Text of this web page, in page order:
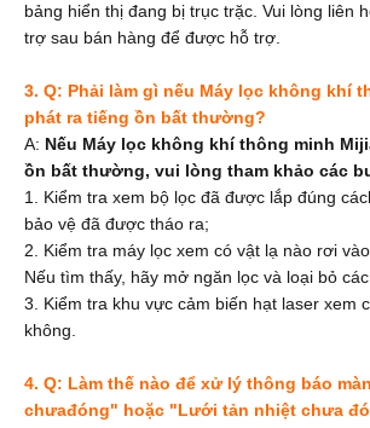
bảng hiển thị đang bị trục trặc. Vui lòng liên
trợ sau bán hàng để được hỗ trợ.
3. Q: Phải làm gì nếu Máy lọc không khí
phát ra tiếng ồn bất thường?
A: Nếu Máy lọc không khí thông minh
ồn bất thường, vui lòng tham khảo các
1. Kiểm tra xem bộ lọc đã được lắp đúng
bảo vệ đã được tháo ra;
2. Kiểm tra máy lọc xem có vật lạ nào rơi
Nếu tìm thấy, hãy mở ngăn lọc và loại bỏ
3. Kiểm tra khu vực cảm biến hạt laser xem
không.
4. Q: Làm thế nào để xử lý thông báo
chưađóng" hoặc "Lưới tản nhiệt chưa